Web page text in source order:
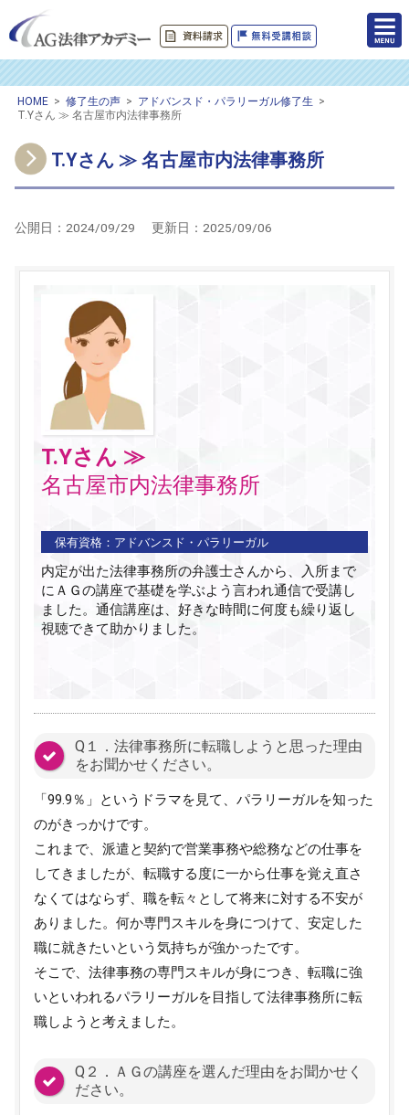
HOME > 修了生の声 > アドバンスド・パラリーガル修了生 >
T.Yさん ≫ 名古屋市内法律事務所
T.Yさん ≫ 名古屋市内法律事務所
公開日： 2024/09/29 更新日： 2025/09/06
T.Yさん ≫
名古屋市内法律事務所
保有資格： アドバンスド・パラリーガル
内定が出た法律事務所の弁護士さんから、入所まで
にＡＧの講座で基礎を学ぶよう言われ通信で受講し
ました。通信講座は、好きな時間に何度も繰り返し
視聴できて助かりました。
Q１．法律事務所に転職しようと思った理由
をお聞かせください。
「99.9％」というドラマを見て、パラリーガルを知った
のがきっかけです。
これまで、派遣と契約で営業事務や総務などの仕事を
してきましたが、転職する度に一から仕事を覚え直さ
なくてはならず、職を転々として将来に対する不安が
ありました。何か専門スキルを身につけて、安定した
職に就きたいという気持ちが強かったです。
そこで、法律事務の専門スキルが身につき、転職に強
いといわれるパラリーガルを目指して法律事務所に転
職しようと考えました。
Q２．ＡＧの講座を選んだ理由をお聞かせく
ださい。